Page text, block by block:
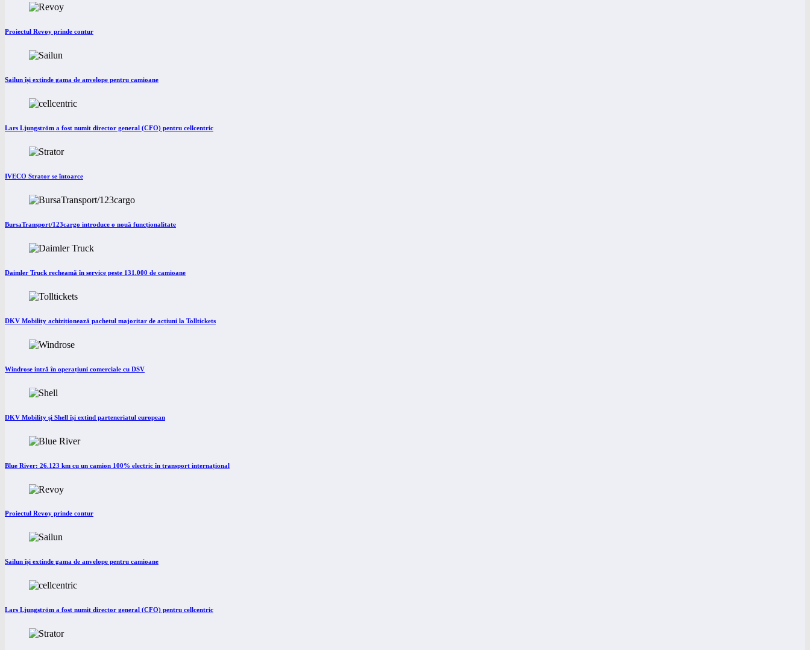
Proiectul Revoy prinde contur
Sailun își extinde gama de anvelope pentru camioane
Lars Ljungström a fost numit director general (CFO) pentru cellcentric
IVECO Strator se întoarce
BursaTransport/123cargo introduce o nouă funcționalitate
Daimler Truck recheamă în service peste 131.000 de camioane
DKV Mobility achiziționează pachetul majoritar de acțiuni la Tolltickets
Windrose intră în operațiuni comerciale cu DSV
DKV Mobility și Shell își extind parteneriatul european
Blue River: 26.123 km cu un camion 100% electric în transport internațional
Proiectul Revoy prinde contur
Sailun își extinde gama de anvelope pentru camioane
Lars Ljungström a fost numit director general (CFO) pentru cellcentric